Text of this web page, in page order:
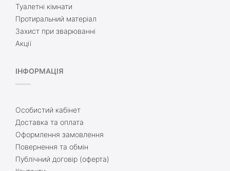
Туалетні кімнати
Протиральний матеріал
Захист при зварюванні
Акції
ІНФОРМАЦІЯ
Особистий кабінет
Доставка та оплата
Оформлення замовлення
Повернення та обмін
Публічний договір (оферта)